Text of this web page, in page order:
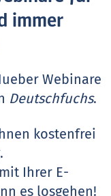
immer
Webinare
Deutschfuchs.
kostenfrei
Ihrer E-
es losgehen!